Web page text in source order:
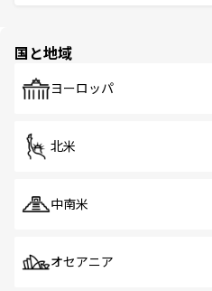
で、ホーカーズは地元
国と地域
ヨーロッパ
北米
中南米
オセアニア